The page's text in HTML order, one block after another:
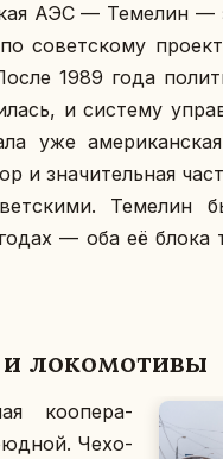
АЭС — Те­ме­лин —
со­вет­ско­му
1989 года
и си­сте­му
уже
и зна­чи­тель­ная
Те­ме­лин
— оба её блока
ло­ко­мо­ти­вы
ко­опе­ра­
Че­хо­